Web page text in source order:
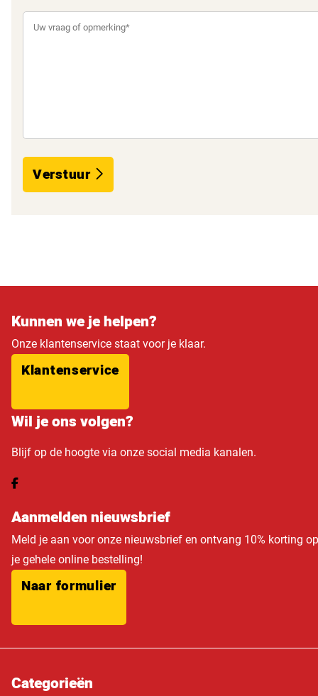
Verstuur
Kunnen we je helpen?
Onze klantenservice staat voor je klaar.
Klantenservice
Wil je ons volgen?
Blijf op de hoogte via onze social media kanalen.
Aanmelden nieuwsbrief
Meld je aan voor onze nieuwsbrief en ontvang 10% korting op
je gehele online bestelling!
Naar formulier
Categorieën